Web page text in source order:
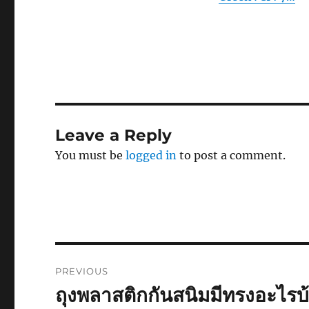
Leave a Reply
You must belogged in to post a comment.
navigation
PREVIOUS
Previous
ถุงพลาสติกกันสนิมมีทรงอะไร